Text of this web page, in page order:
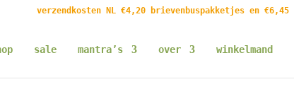
verzendkosten NL €4,20 brievenbuspakketjes en
sale mantra’s over winkelmand